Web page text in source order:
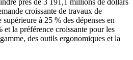
près de 3 191,1 millions de dollars
croissante de travaux de
à 25 % des dépenses en
la préférence croissante pour les
des outils ergonomiques et la